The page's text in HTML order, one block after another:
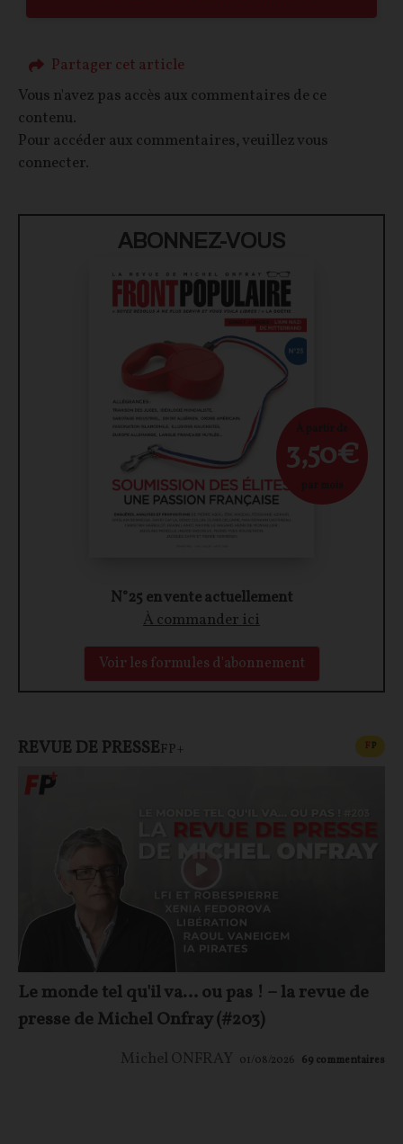
Partager cet article
Vous n'avez pas accès aux commentaires de ce
contenu.
Pour accéder aux commentaires, veuillez vous
connecter.
ABONNEZ-VOUS
N°25 en vente actuellement
À commander ici
Voir les formules d'abonnement
À partir de
3,50€
par mois
REVUE DE PRESSEFP+ FP
Le monde tel qu'il va… ou pas ! – la revue de
presse de Michel Onfray (#203)
Michel ONFRAY 01/08/2026 69 commentaires